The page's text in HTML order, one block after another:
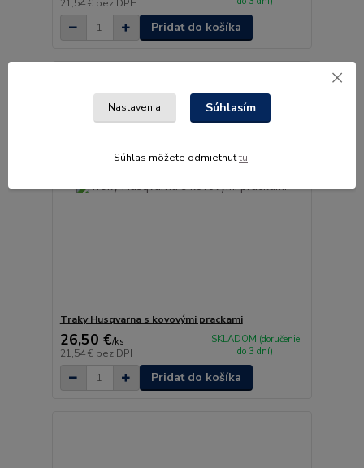
21,54 € bez DPH
Pridať do košíka
Traky Husqvarna s kovovými prackami
26,50 €/ks
21,54 € bez DPH
SKLADOM (doručenie
do 3 dní)
Pridať do košíka
Nastavenia Súhlasím
Súhlas môžete odmietnuťtu.